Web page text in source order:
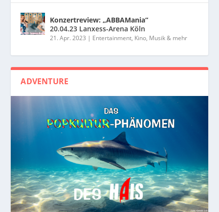
Konzertreview: „ABBAMania“
20.04.23 Lanxess-Arena Köln
21. Apr. 2023 | Entertainment, Kino, Musik & mehr
ADVENTURE